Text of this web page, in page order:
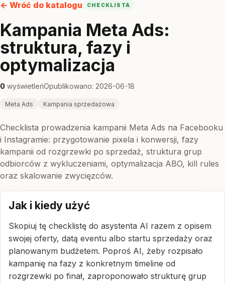
← Wróć do katalogu CHECKLISTA
Kampania Meta Ads:
struktura, fazy i
optymalizacja
0 wyświetleńOpublikowano: 2026-06-18
Meta Ads Kampania sprzedażowa
Checklista prowadzenia kampanii Meta Ads na Facebooku
i Instagramie: przygotowanie pixela i konwersji, fazy
kampanii od rozgrzewki po sprzedaż, struktura grup
odbiorców z wykluczeniami, optymalizacja ABO, kill rules
oraz skalowanie zwycięzców.
Jak i kiedy użyć
Skopiuj tę checklistę do asystenta AI razem z opisem
swojej oferty, datą eventu albo startu sprzedaży oraz
planowanym budżetem. Poproś AI, żeby rozpisało
kampanię na fazy z konkretnym timeline od
rozgrzewki po finał, zaproponowało strukturę grup